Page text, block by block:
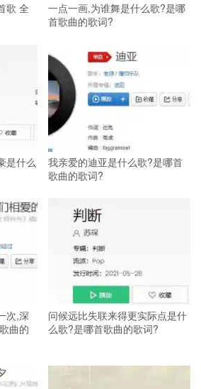
歌 全
一点一画,为谁舞是什么歌?是哪
首歌曲的歌词?
是什么
我亲爱的迪亚是什么歌?是哪首
歌曲的歌词?
次,深
曲的
问候远比失联来得更实际点是什
么歌?是哪首歌曲的歌词?